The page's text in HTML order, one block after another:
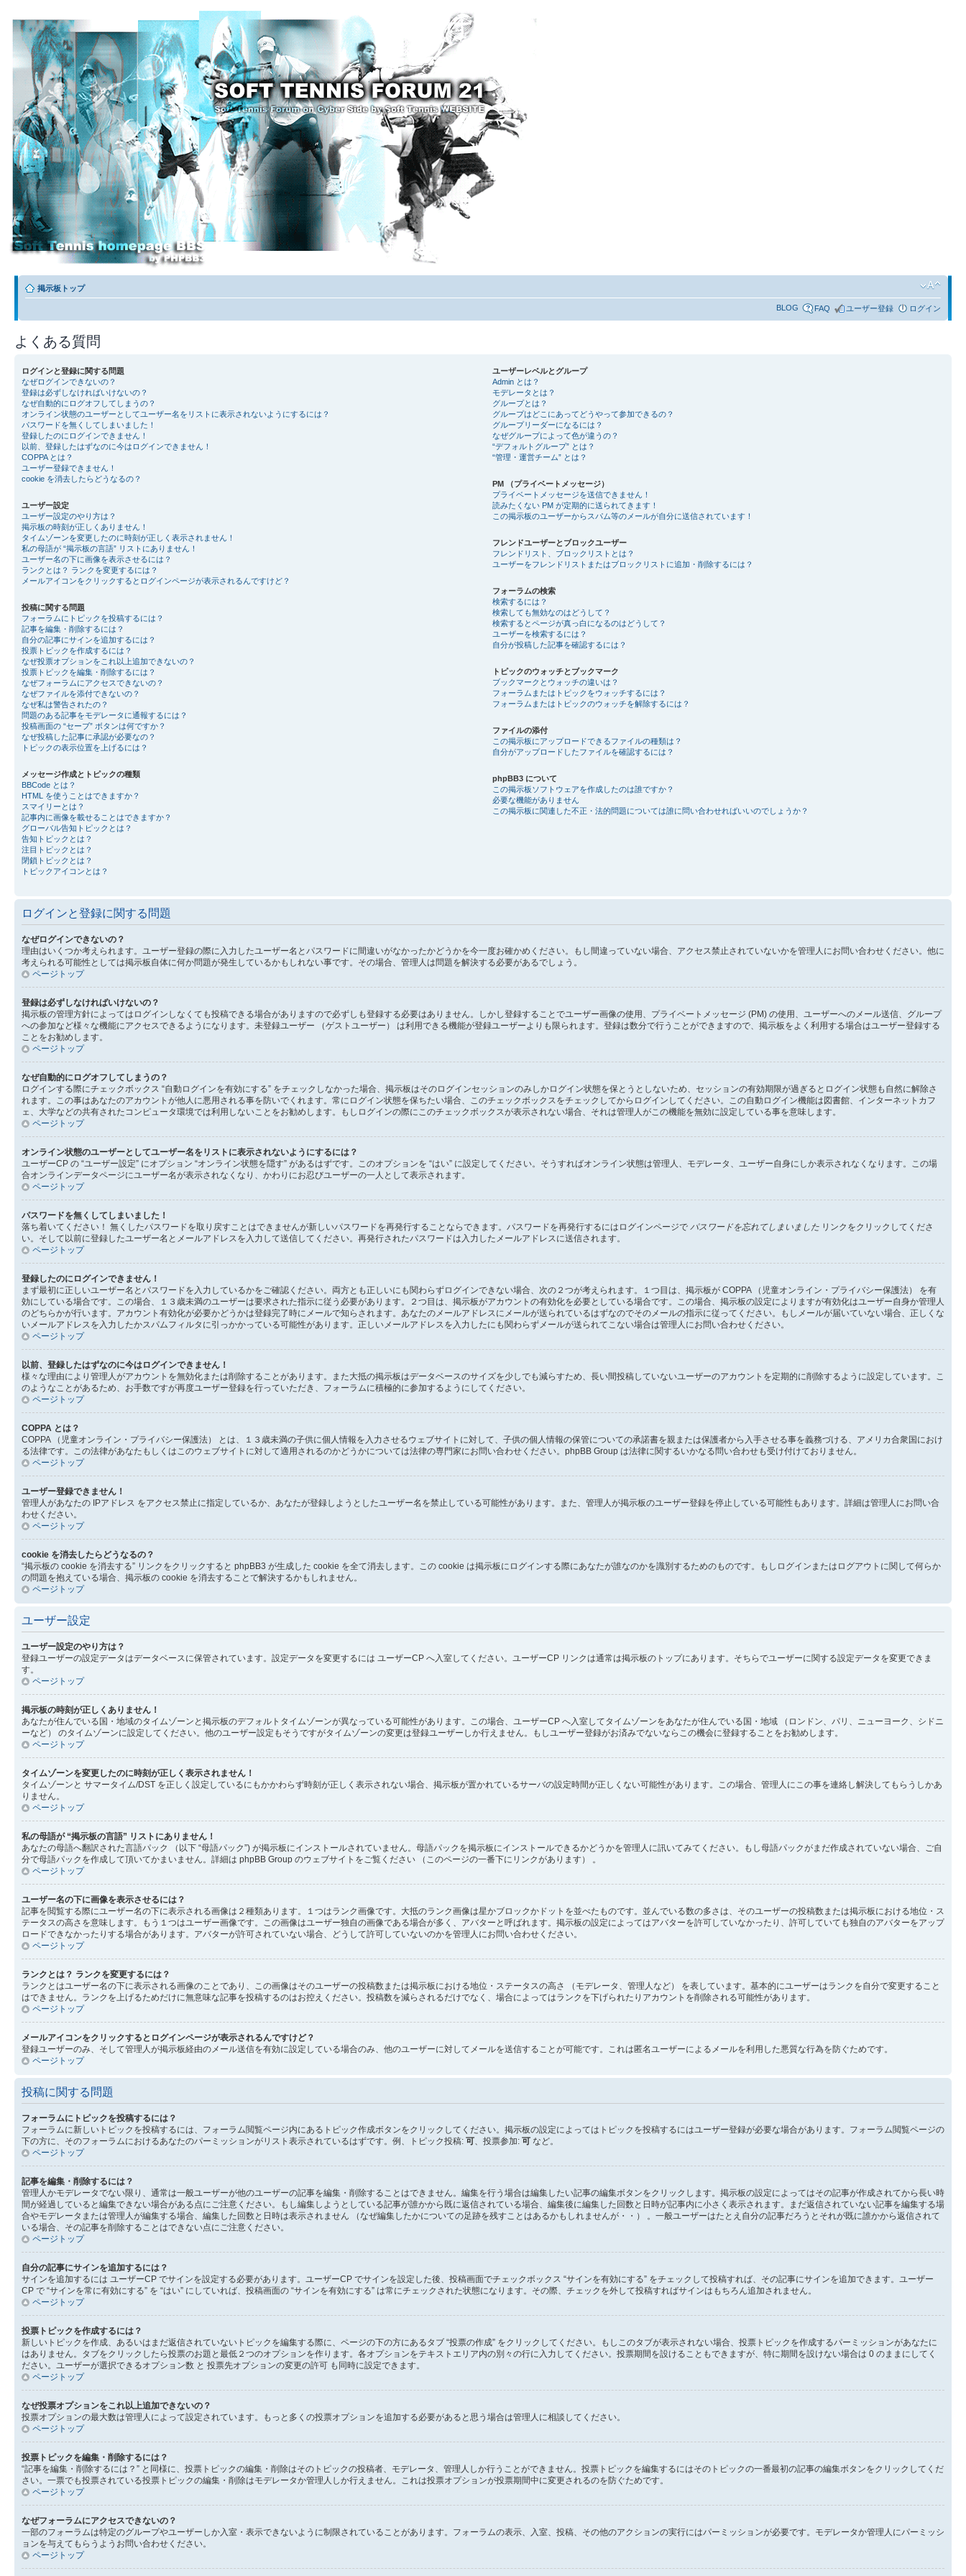
掲示板トップ
BLOG FAQ ユーザー登録 ログイン
よくある質問
ログインと登録に関する問題
なぜログインできないの？
登録は必ずしなければいけないの？
なぜ自動的にログオフしてしまうの？
オンライン状態のユーザーとしてユーザー名をリストに表示されないようにするには？
パスワードを無くしてしまいました！
登録したのにログインできません！
以前、登録したはずなのに今はログインできません！
COPPA とは？
ユーザー登録できません！
cookie を消去したらどうなるの？
ユーザー設定
ユーザー設定のやり方は？
掲示板の時刻が正しくありません！
タイムゾーンを変更したのに時刻が正しく表示されません！
私の母語が “掲示板の言語” リストにありません！
ユーザー名の下に画像を表示させるには？
ランクとは？ ランクを変更するには？
メールアイコンをクリックするとログインページが表示されるんですけど？
投稿に関する問題
フォーラムにトピックを投稿するには？
記事を編集・削除するには？
自分の記事にサインを追加するには？
投票トピックを作成するには？
なぜ投票オプションをこれ以上追加できないの？
投票トピックを編集・削除するには？
なぜフォーラムにアクセスできないの？
なぜファイルを添付できないの？
なぜ私は警告されたの？
問題のある記事をモデレータに通報するには？
投稿画面の “セーブ” ボタンは何ですか？
なぜ投稿した記事に承認が必要なの？
トピックの表示位置を上げるには？
メッセージ作成とトピックの種類
BBCode とは？
HTML を使うことはできますか？
スマイリーとは？
記事内に画像を載せることはできますか？
グローバル告知トピックとは？
告知トピックとは？
注目トピックとは？
閉鎖トピックとは？
トピックアイコンとは？
ユーザーレベルとグループ
Admin とは？
モデレータとは？
グループとは？
グループはどこにあってどうやって参加できるの？
グループリーダーになるには？
なぜグループによって色が違うの？
“デフォルトグループ” とは？
“管理・運営チーム” とは？
PM （プライベートメッセージ）
プライベートメッセージを送信できません！
読みたくない PM が定期的に送られてきます！
この掲示板のユーザーからスパム等のメールが自分に送信されています！
フレンドユーザーとブロックユーザー
フレンドリスト、ブロックリストとは？
ユーザーをフレンドリストまたはブロックリストに追加・削除するには？
フォーラムの検索
検索するには？
検索しても無効なのはどうして？
検索するとページが真っ白になるのはどうして？
ユーザーを検索するには？
自分が投稿した記事を確認するには？
トピックのウォッチとブックマーク
ブックマークとウォッチの違いは？
フォーラムまたはトピックをウォッチするには？
フォーラムまたはトピックのウォッチを解除するには？
ファイルの添付
この掲示板にアップロードできるファイルの種類は？
自分がアップロードしたファイルを確認するには？
phpBB3 について
この掲示板ソフトウェアを作成したのは誰ですか？
必要な機能がありません
この掲示板に関連した不正・法的問題については誰に問い合わせればいいのでしょうか？
ログインと登録に関する問題
なぜログインできないの？
理由はいくつか考えられます。ユーザー登録の際に入力したユーザー名とパスワードに間違いがなかったかどうかを今一度お確かめください。もし間違っていない場合、アクセス禁止されていないかを管理人にお問い合わせください。他に
考えられる可能性としては掲示板自体に何か問題が発生しているかもしれない事です。その場合、管理人は問題を解決する必要があるでしょう。
ページトップ
登録は必ずしなければいけないの？
掲示板の管理方針によってはログインしなくても投稿できる場合がありますので必ずしも登録する必要はありません。しかし登録することでユーザー画像の使用、プライベートメッセージ (PM) の使用、ユーザーへのメール送信、グループ
への参加など様々な機能にアクセスできるようになります。未登録ユーザー （ゲストユーザー） は利用できる機能が登録ユーザーよりも限られます。登録は数分で行うことができますので、掲示板をよく利用する場合はユーザー登録する
ことをお勧めします。
ページトップ
なぜ自動的にログオフしてしまうの？
ログインする際にチェックボックス “自動ログインを有効にする” をチェックしなかった場合、掲示板はそのログインセッションのみしかログイン状態を保とうとしないため、セッションの有効期限が過ぎるとログイン状態も自然に解除さ
れます。この事はあなたのアカウントが他人に悪用される事を防いでくれます。常にログイン状態を保ちたい場合、このチェックボックスをチェックしてからログインしてください。この自動ログイン機能は図書館、インターネットカフ
ェ、大学などの共有されたコンピュータ環境では利用しないことをお勧めします。もしログインの際にこのチェックボックスが表示されない場合、それは管理人がこの機能を無効に設定している事を意味します。
ページトップ
オンライン状態のユーザーとしてユーザー名をリストに表示されないようにするには？
ユーザーCP の “ユーザー設定” にオプション “オンライン状態を隠す” があるはずです。このオプションを “はい” に設定してください。そうすればオンライン状態は管理人、モデレータ、ユーザー自身にしか表示されなくなります。この場
合オンラインデータページにユーザー名が表示されなくなり、かわりにお忍びユーザーの一人として表示されます。
ページトップ
パスワードを無くしてしまいました！
落ち着いてください！ 無くしたパスワードを取り戻すことはできませんが新しいパスワードを再発行することならできます。パスワードを再発行するにはログインページで パスワードを忘れてしまいました リンクをクリックしてくださ
い。そして以前に登録したユーザー名とメールアドレスを入力して送信してください。再発行されたパスワードは入力したメールアドレスに送信されます。
ページトップ
登録したのにログインできません！
まず最初に正しいユーザー名とパスワードを入力しているかをご確認ください。両方とも正しいにも関わらずログインできない場合、次の２つが考えられます。１つ目は、掲示板が COPPA （児童オンライン・プライバシー保護法） を有
効にしている場合です。この場合、１３歳未満のユーザーは要求された指示に従う必要があります。２つ目は、掲示板がアカウントの有効化を必要としている場合です。この場合、掲示板の設定によりますが有効化はユーザー自身か管理人
のどちらかが行います。アカウント有効化が必要かどうかは登録完了時にメールで知らされます。あなたのメールアドレスにメールが送られているはずなのでそのメールの指示に従ってください。もしメールが届いていない場合、正しくな
いメールアドレスを入力したかスパムフィルタに引っかかっている可能性があります。正しいメールアドレスを入力したにも関わらずメールが送られてこない場合は管理人にお問い合わせください。
ページトップ
以前、登録したはずなのに今はログインできません！
様々な理由により管理人がアカウントを無効化または削除することがあります。また大抵の掲示板はデータベースのサイズを少しでも減らすため、長い間投稿していないユーザーのアカウントを定期的に削除するように設定しています。こ
のようなことがあるため、お手数ですが再度ユーザー登録を行っていただき、フォーラムに積極的に参加するようにしてください。
ページトップ
COPPA とは？
COPPA （児童オンライン・プライバシー保護法） とは、１３歳未満の子供に個人情報を入力させるウェブサイトに対して、子供の個人情報の保管についての承諾書を親または保護者から入手させる事を義務づける、アメリカ合衆国におけ
る法律です。この法律があなたもしくはこのウェブサイトに対して適用されるのかどうかについては法律の専門家にお問い合わせください。phpBB Group は法律に関するいかなる問い合わせも受け付けておりません。
ページトップ
ユーザー登録できません！
管理人があなたの IPアドレス をアクセス禁止に指定しているか、あなたが登録しようとしたユーザー名を禁止している可能性があります。また、管理人が掲示板のユーザー登録を停止している可能性もあります。詳細は管理人にお問い合
わせください。
ページトップ
cookie を消去したらどうなるの？
“掲示板の cookie を消去する” リンクをクリックすると phpBB3 が生成した cookie を全て消去します。この cookie は掲示板にログインする際にあなたが誰なのかを識別するためのものです。もしログインまたはログアウトに関して何らか
の問題を抱えている場合、掲示板の cookie を消去することで解決するかもしれません。
ページトップ
ユーザー設定
ユーザー設定のやり方は？
登録ユーザーの設定データはデータベースに保管されています。設定データを変更するには ユーザーCP へ入室してください。ユーザーCP リンクは通常は掲示板のトップにあります。そちらでユーザーに関する設定データを変更できま
す。
ページトップ
掲示板の時刻が正しくありません！
あなたが住んでいる国・地域のタイムゾーンと掲示板のデフォルトタイムゾーンが異なっている可能性があります。この場合、ユーザーCP へ入室してタイムゾーンをあなたが住んでいる国・地域 （ロンドン、パリ、ニューヨーク、シドニ
ーなど） のタイムゾーンに設定してください。他のユーザー設定もそうですがタイムゾーンの変更は登録ユーザーしか行えません。もしユーザー登録がお済みでないならこの機会に登録することをお勧めします。
ページトップ
タイムゾーンを変更したのに時刻が正しく表示されません！
タイムゾーンと サマータイム/DST を正しく設定しているにもかかわらず時刻が正しく表示されない場合、掲示板が置かれているサーバの設定時間が正しくない可能性があります。この場合、管理人にこの事を連絡し解決してもらうしかあ
りません。
ページトップ
私の母語が “掲示板の言語” リストにありません！
あなたの母語へ翻訳された言語パック （以下 “母語パック”) が掲示板にインストールされていません。母語パックを掲示板にインストールできるかどうかを管理人に訊いてみてください。もし母語パックがまだ作成されていない場合、ご自
分で母語パックを作成して頂いてかまいません。詳細は phpBB Group のウェブサイトをご覧ください （このページの一番下にリンクがあります） 。
ページトップ
ユーザー名の下に画像を表示させるには？
記事を閲覧する際にユーザー名の下に表示される画像は２種類あります。１つはランク画像です。大抵のランク画像は星かブロックかドットを並べたものです。並んでいる数の多さは、そのユーザーの投稿数または掲示板における地位・ス
テータスの高さを意味します。もう１つはユーザー画像です。この画像はユーザー独自の画像である場合が多く、アバターと呼ばれます。掲示板の設定によってはアバターを許可していなかったり、許可していても独自のアバターをアップ
ロードできなかったりする場合があります。アバターが許可されていない場合、どうして許可していないのかを管理人にお問い合わせください。
ページトップ
ランクとは？ ランクを変更するには？
ランクとはユーザー名の下に表示される画像のことであり、この画像はそのユーザーの投稿数または掲示板における地位・ステータスの高さ （モデレータ、管理人など） を表しています。基本的にユーザーはランクを自分で変更すること
はできません。ランクを上げるためだけに無意味な記事を投稿するのはお控えください。投稿数を減らされるだけでなく、場合によってはランクを下げられたりアカウントを削除される可能性があります。
ページトップ
メールアイコンをクリックするとログインページが表示されるんですけど？
登録ユーザーのみ、そして管理人が掲示板経由のメール送信を有効に設定している場合のみ、他のユーザーに対してメールを送信することが可能です。これは匿名ユーザーによるメールを利用した悪質な行為を防ぐためです。
ページトップ
投稿に関する問題
フォーラムにトピックを投稿するには？
フォーラムに新しいトピックを投稿するには、フォーラム閲覧ページ内にあるトピック作成ボタンをクリックしてください。掲示板の設定によってはトピックを投稿するにはユーザー登録が必要な場合があります。フォーラム閲覧ページの
下の方に、そのフォーラムにおけるあなたのパーミッションがリスト表示されているはずです。例、トピック投稿: 可、投票参加: 可 など。
ページトップ
記事を編集・削除するには？
管理人かモデレータでない限り、通常は一般ユーザーが他のユーザーの記事を編集・削除することはできません。編集を行う場合は編集したい記事の編集ボタンをクリックします。掲示板の設定によってはその記事が作成されてから長い時
間が経過していると編集できない場合がある点にご注意ください。もし編集しようとしている記事が誰かから既に返信されている場合、編集後に編集した回数と日時が記事内に小さく表示されます。まだ返信されていない記事を編集する場
合やモデレータまたは管理人が編集する場合、編集した回数と日時は表示されません （なぜ編集したかについての足跡を残すことはあるかもしれませんが・・） 。一般ユーザーはたとえ自分の記事だろうとそれが既に誰かから返信されて
いる場合、その記事を削除することはできない点にご注意ください。
ページトップ
自分の記事にサインを追加するには？
サインを追加するには ユーザーCP でサインを設定する必要があります。ユーザーCP でサインを設定した後、投稿画面でチェックボックス “サインを有効にする” をチェックして投稿すれば、その記事にサインを追加できます。ユーザー
CP で “サインを常に有効にする” を “はい” にしていれば、投稿画面の “サインを有効にする” は常にチェックされた状態になります。その際、チェックを外して投稿すればサインはもちろん追加されません。
ページトップ
投票トピックを作成するには？
新しいトピックを作成、あるいはまだ返信されていないトピックを編集する際に、ページの下の方にあるタブ “投票の作成” をクリックしてください。もしこのタブが表示されない場合、投票トピックを作成するパーミッションがあなたに
はありません。タブをクリックしたら投票のお題と最低２つのオプションを作ります。各オプションをテキストエリア内の別々の行に入力してください。投票期間を設けることもできますが、特に期間を設けない場合は 0 のままにしてく
ださい。ユーザーが選択できるオプション数 と 投票先オプションの変更の許可 も同時に設定できます。
ページトップ
なぜ投票オプションをこれ以上追加できないの？
投票オプションの最大数は管理人によって設定されています。もっと多くの投票オプションを追加する必要があると思う場合は管理人に相談してください。
ページトップ
投票トピックを編集・削除するには？
“記事を編集・削除するには？” と同様に、投票トピックの編集・削除はそのトピックの投稿者、モデレータ、管理人しか行うことができません。投票トピックを編集するにはそのトピックの一番最初の記事の編集ボタンをクリックしてくだ
さい。一票でも投票されている投票トピックの編集・削除はモデレータか管理人しか行えません。これは投票オプションが投票期間中に変更されるのを防ぐためです。
ページトップ
なぜフォーラムにアクセスできないの？
一部のフォーラムは特定のグループやユーザーしか入室・表示できないように制限されていることがあります。フォーラムの表示、入室、投稿、その他のアクションの実行にはパーミッションが必要です。モデレータか管理人にパーミッシ
ョンを与えてもらうようお問い合わせください。
ページトップ